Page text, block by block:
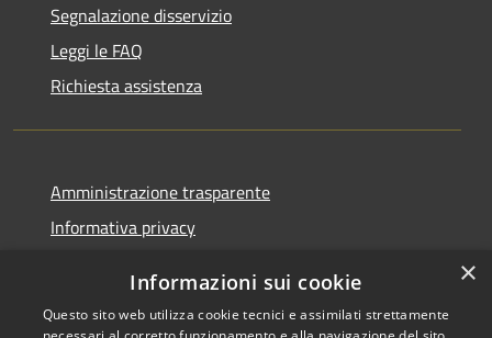
Segnalazione disservizio
Leggi le FAQ
Richiesta assistenza
Amministrazione trasparente
Informativa privacy
Dichiarazione di accessibilità
×
Informazioni sui cookie
Questo sito web utilizza cookie tecnici e assimilati strettamente